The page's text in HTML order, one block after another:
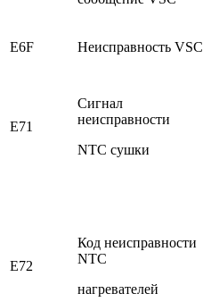
E6F Неисправность VSC
E71
Сигнал
неисправности
NTC сушки
E72
Код неисправности
NTC
нагревателей